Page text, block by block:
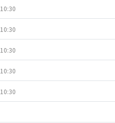
10:30
10:30
10:30
10:30
10:30